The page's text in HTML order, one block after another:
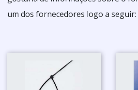
um dos fornecedores logo a seguir: